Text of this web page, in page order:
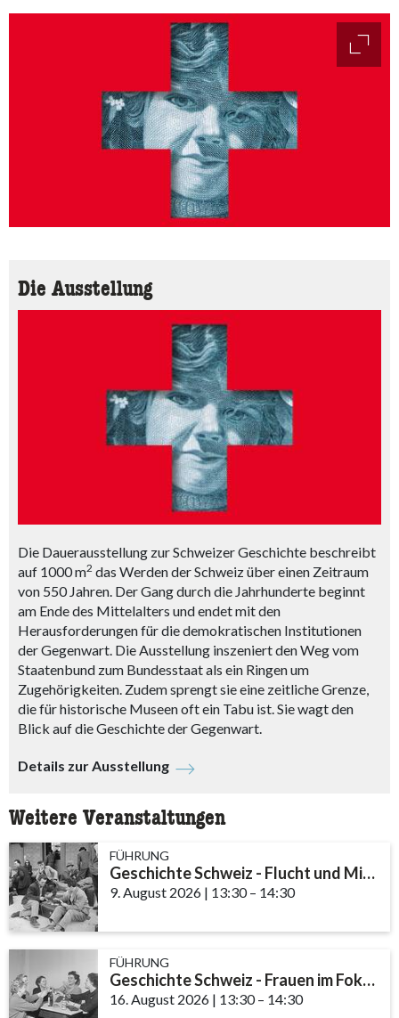
Die Ausstellung
Die Dauerausstellung zur Schweizer Geschichte beschreibt
auf 1000 m2 das Werden der Schweiz über einen Zeitraum
von 550 Jahren. Der Gang durch die Jahrhunderte beginnt
am Ende des Mittelalters und endet mit den
Herausforderungen für die demokratischen Institutionen
der Gegenwart. Die Ausstellung inszeniert den Weg vom
Staatenbund zum Bundesstaat als ein Ringen um
Zugehörigkeiten. Zudem sprengt sie eine zeitliche Grenze,
die für historische Museen oft ein Tabu ist. Sie wagt den
Blick auf die Geschichte der Gegenwart.
Details zur Ausstellung
Weitere Veranstaltungen
FÜHRUNG
Geschichte Schweiz - Flucht und Migration
9. August 2026 | 13:30accessibility.time_to
– 14:30
FÜHRUNG
Geschichte Schweiz - Frauen im Fokus
16. August 2026 | 13:30accessibility.time_to
– 14:30